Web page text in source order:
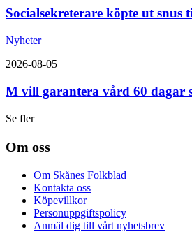
Socialsekreterare köpte ut snus
Nyheter
2026-08-05
M vill garantera vård 60 dagar
Se fler
Om oss
Om Skånes Folkblad
Kontakta oss
Köpevillkor
Personuppgiftspolicy
Anmäl dig till vårt nyhetsbrev